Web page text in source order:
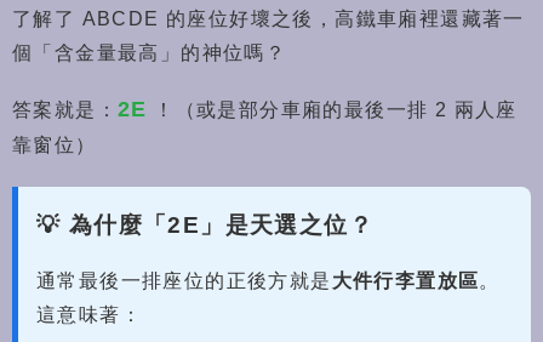
了解了 ABCDE 的座位好壞之後，高鐵車廂裡還藏著一
個「含金量最高」的神位嗎？
答案就是： 2E
！（或是部分車廂的最後一排 2 兩人座
靠窗位）
💡 為什麼「2E」是天選之位？
通常最後一排座位的正後方就是 大件行李置放區。
這意味著：